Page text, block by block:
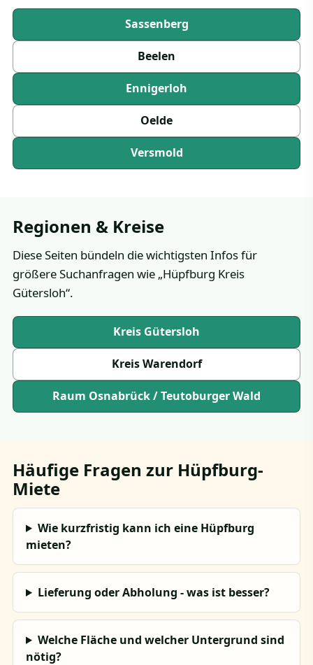
Sassenberg
Beelen
Ennigerloh
Oelde
Versmold
Regionen & Kreise
Diese Seiten bündeln die wichtigsten Infos für
größere Suchanfragen wie „Hüpfburg Kreis
Gütersloh“.
Kreis Gütersloh
Kreis Warendorf
Raum Osnabrück / Teutoburger Wald
Häufige Fragen zur Hüpfburg-
Miete
Wie kurzfristig kann ich eine Hüpfburg
mieten?
Lieferung oder Abholung - was ist besser?
Welche Fläche und welcher Untergrund sind
nötig?